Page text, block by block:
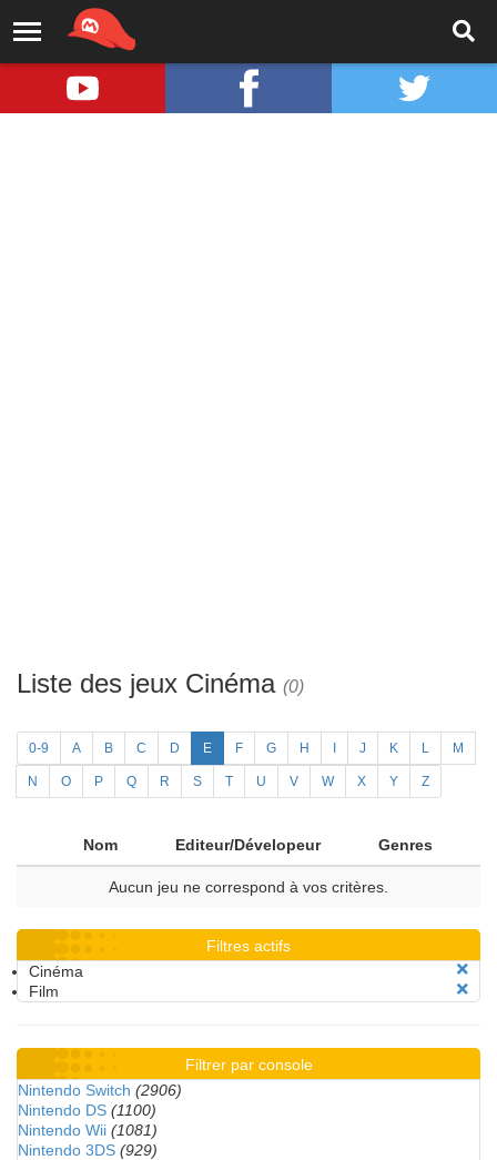
Liste des jeux Cinéma (0)
0-9 A B C D E F G H J K L M
N O P Q R S T U V W X Y Z
Nom Editeur/Dévelopeur Genres
Aucun jeu ne correspond à vos critères.
Filtres actifs
Cinéma
Film
Filtrer par console
Nintendo Switch (2906)
Nintendo DS (1100)
Nintendo Wii (1081)
Nintendo 3DS (929)